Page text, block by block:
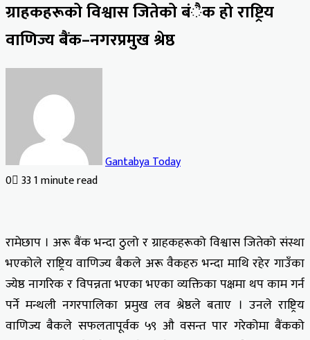
ग्राहकहरूको विश्वास जितेको बंैक हो राष्ट्रिय
वाणिज्य बैंक–नगरप्रमुख श्रेष्ठ
Gantabya Today
0 331 minute read
रामेछाप । अरू बैंक भन्दा ठुलो र ग्राहकहरूको विश्वास जितेको संस्था
भएकोले राष्ट्रिय वाणिज्य बैकले अरू वैकहरु भन्दा माथि रहेर गाउँका
ज्येष्ठ नागरिक र विपन्नता भएका भएका व्यक्तिका पक्षमा थप काम गर्न
पर्ने मन्थली नगरपालिका प्रमुख लव श्रेष्ठले बताए । उनले राष्ट्रिय
वाणिज्य बैकले सफलतापूर्वक ५९ औ वसन्त पार गरेकोमा बैंकको